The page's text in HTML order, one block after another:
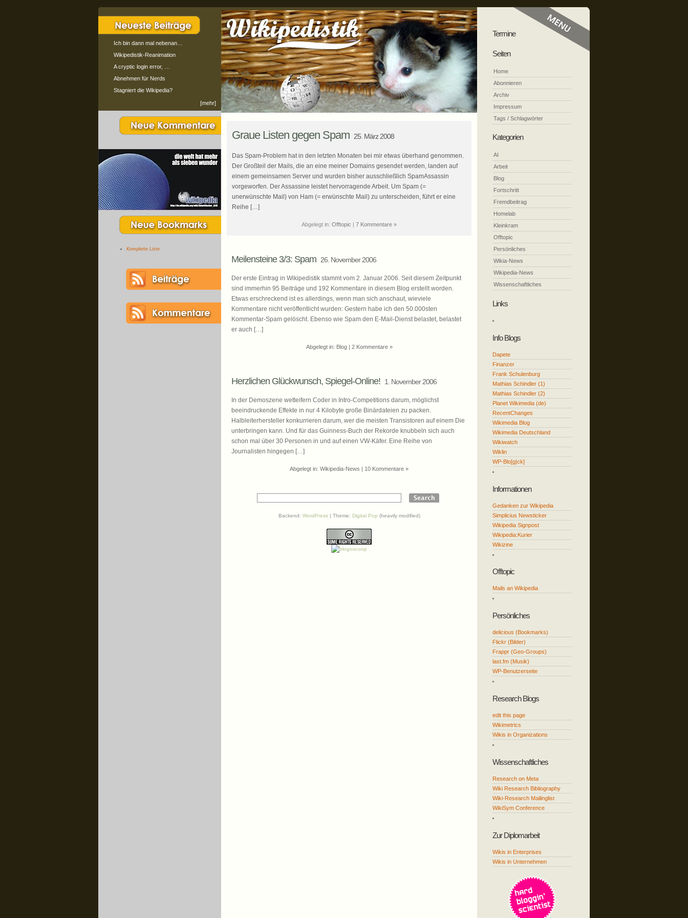
Ich bin dann mal nebenan…
Wikipedistik-Reanimation
A cryptic login error, …
Abnehmen für Nerds
Stagniert die Wikipedia?
[mehr]
Komplette Liste
Graue Listen gegen Spam 25. März 2008
Das Spam-Problem hat in den letzten Monaten bei mir etwas überhand genommen.
Der Großteil der Mails, die an eine meiner Domains gesendet werden, landen auf
einem gemeinsamen Server und wurden bisher ausschließlich SpamAssassin
vorgeworfen. Der Assassine leistet hervorragende Arbeit. Um Spam (=
unerwünschte Mail) von Ham (= erwünschte Mail) zu unterscheiden, führt er eine
Reihe […]
Abgelegt in: Offtopic | 7 Kommentare »
Meilensteine 3/3: Spam 26. November 2006
Der erste Eintrag in Wikipedistik stammt vom 2. Januar 2006. Seit diesem Zeitpunkt
sind immerhin 95 Beiträge und 192 Kommentare in diesem Blog erstellt worden.
Etwas erschreckend ist es allerdings, wenn man sich anschaut, wieviele
Kommentare nicht veröffentlicht wurden: Gestern habe ich den 50.000sten
Kommentar-Spam gelöscht. Ebenso wie Spam den E-Mail-Dienst belastet, belastet
er auch […]
Abgelegt in: Blog| 2 Kommentare »
Herzlichen Glückwunsch, Spiegel-Online! 1. November 2006
In der Demoszene wetteifern Coder in Intro-Competitions darum, möglichst
beeindruckende Effekte in nur 4 Kilobyte große Binärdateien zu packen.
Halbleiterhersteller konkurrieren darum, wer die meisten Transistoren auf einem Die
unterbringen kann. Und für das Guinness-Buch der Rekorde knubbeln sich auch
schon mal über 30 Personen in und auf einen VW-Käfer. Eine Reihe von
Journalisten hingegen […]
Abgelegt in: Wikipedia-News | 10 Kommentare »
Backend: WordPress| Theme: Digital Pop (heavily modified)
Termine
Seiten
Home
Abonnieren
Archiv
Impressum
Tags / Schlagwörter
Kategorien
AI
Arbeit
Blog
Fortschritt
Fremdbeitrag
Homelab
Kleinkram
Offtopic
Persönliches
Wikia-News
Wikipedia-News
Wissenschaftliches
Links
Info Blogs
Dapete
Finanzer
Frank Schulenburg
Mathias Schindler (1)
Mathias Schindler (2)
Planet Wikimedia (de)
RecentChanges
Wikimedia Blog
Wikimedia Deutschland
Wikiwatch
Wiklin
WP-Blo[g|ck]
Informationen
Gedanken zur Wikipedia
Simplicius Newsticker
Wikipedia Signpost
Wikipedia:Kurier
Wikizine
Offtopic
Mails an Wikipedia
Persönliches
delicious (Bookmarks)
Flickr (Bilder)
Frappr (Geo-Groups)
last.fm (Musik)
WP-Benutzerseite
Research Blogs
edit this page
Wikimetrics
Wikis in Organizations
Wissenschaftliches
Research on Meta
Wiki Research Bibliography
Wiki-Research Mailinglist
WikiSym Conference
Zur Diplomarbeit
Wikis in Enterprises
Wikis in Unternehmen